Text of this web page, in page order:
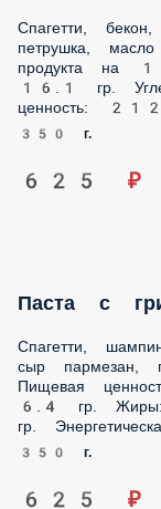
Спагетти, бекон,
масло оливковое.
Белки: 6.6 гр.
Энергетическая
350 г.
пармезан,
продукта на 100
10.8 гр.
350 г.
625 ₽